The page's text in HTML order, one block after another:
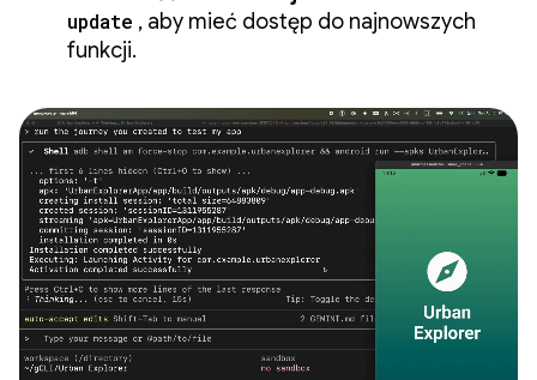
update , aby mieć dostęp do najnowszych
funkcji.